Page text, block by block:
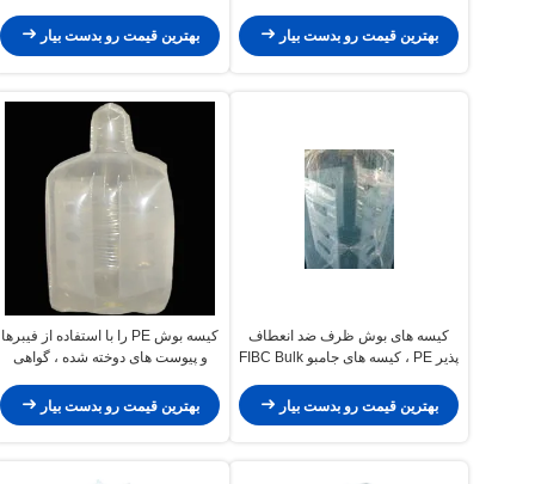
بهترین قیمت رو بدست بیار
بهترین قیمت رو بدست بیار
کیسه های بوش ظرف ضد انعطاف
پذیر PE ، کیسه های جامبو FIBC Bulk
بهترین قیمت رو بدست بیار
کیسه بوش PE را با استفاده از فیبرها
و پیوست های دوخته شده ، گواهی
بهترین قیمت رو بدست بیار